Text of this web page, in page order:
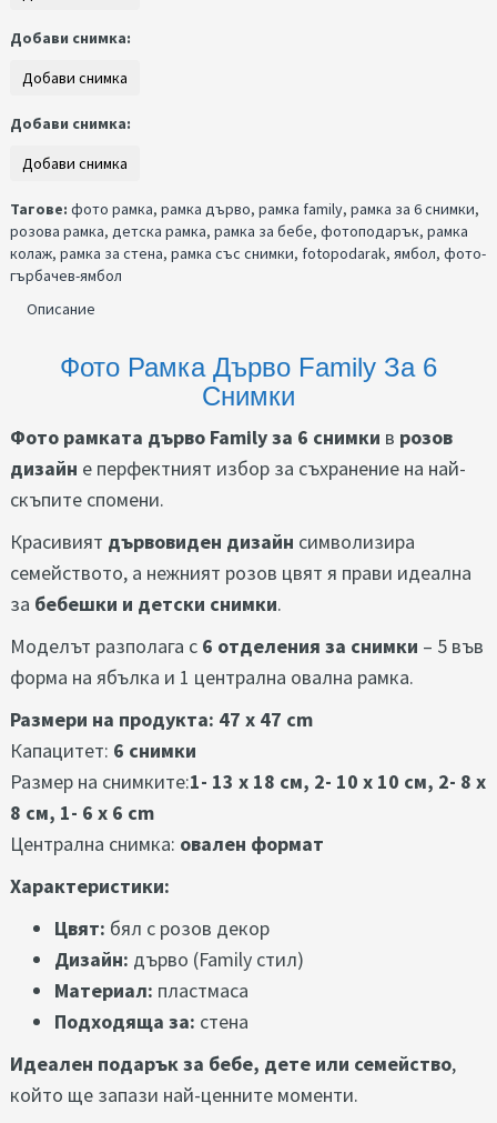
Добави снимка:
Добави снимка:
Тагове: фото рамка, рамка дърво, рамка family, рамка за 6 снимки,
розова рамка, детска рамка, рамка за бебе, фотоподарък, рамка
колаж, рамка за стена, рамка със снимки, fotopodarak, ямбол, фото-
гърбачев-ямбол
Описание
Фото Рамка Дърво Family За 6
Снимки
Фото рамката дърво Family за 6 снимки в розов
дизайн е перфектният избор за съхранение на най-
скъпите спомени.
Красивият дървовиден дизайн символизира
семейството, а нежният розов цвят я прави идеална
за бебешки и детски снимки.
Моделът разполага с 6 отделения за снимки – 5 във
форма на ябълка и 1 централна овална рамка.
Размери на продукта: 47 x 47 cm
Капацитет: 6 снимки
Размер на снимките:1- 13 x 18 см, 2- 10 x 10 см, 2- 8 х
8 см, 1- 6 х 6 cm
Централна снимка: овален формат
Характеристики:
Цвят: бял с розов декор
Дизайн: дърво (Family стил)
Материал: пластмаса
Подходяща за: стена
Идеален подарък за бебе, дете или семейство,
който ще запази най-ценните моменти.